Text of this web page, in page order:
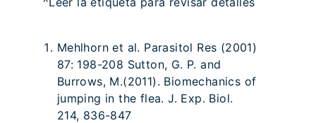
Mehlhorn et al. Parasitol Res (2001)
87: 198-208 Sutton, G. P. and
Burrows, M.(2011). Biomechanics of
jumping in the flea. J. Exp. Biol.
214, 836-847